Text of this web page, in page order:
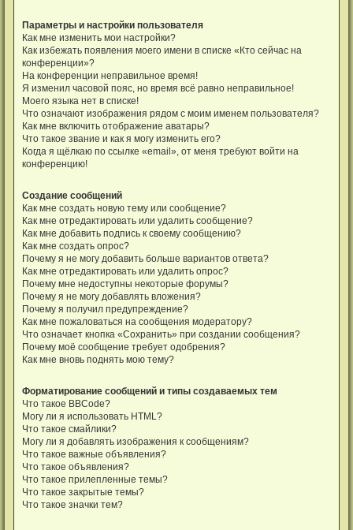
Параметры и настройки пользователя
Как мне изменить мои настройки?
Как избежать появления моего имени в списке «Кто сейчас на
конференции»?
На конференции неправильное время!
Я изменил часовой пояс, но время всё равно неправильное!
Моего языка нет в списке!
Что означают изображения рядом с моим именем пользователя?
Как мне включить отображение аватары?
Что такое звание и как я могу изменить его?
Когда я щёлкаю по ссылке «email», от меня требуют войти на
конференцию!
Создание сообщений
Как мне создать новую тему или сообщение?
Как мне отредактировать или удалить сообщение?
Как мне добавить подпись к своему сообщению?
Как мне создать опрос?
Почему я не могу добавить больше вариантов ответа?
Как мне отредактировать или удалить опрос?
Почему мне недоступны некоторые форумы?
Почему я не могу добавлять вложения?
Почему я получил предупреждение?
Как мне пожаловаться на сообщения модератору?
Что означает кнопка «Сохранить» при создании сообщения?
Почему моё сообщение требует одобрения?
Как мне вновь поднять мою тему?
Форматирование сообщений и типы создаваемых тем
Что такое BBCode?
Могу ли я использовать HTML?
Что такое смайлики?
Могу ли я добавлять изображения к сообщениям?
Что такое важные объявления?
Что такое объявления?
Что такое прилепленные темы?
Что такое закрытые темы?
Что такое значки тем?